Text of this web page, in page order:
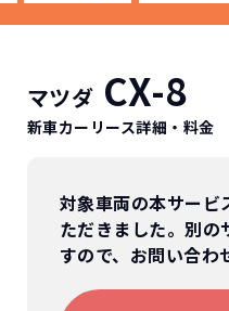
マツダ CX-8
新車カーリース詳細 ・料金
対象車両の本サービ
ただきました。別の
すので、お問い合わ